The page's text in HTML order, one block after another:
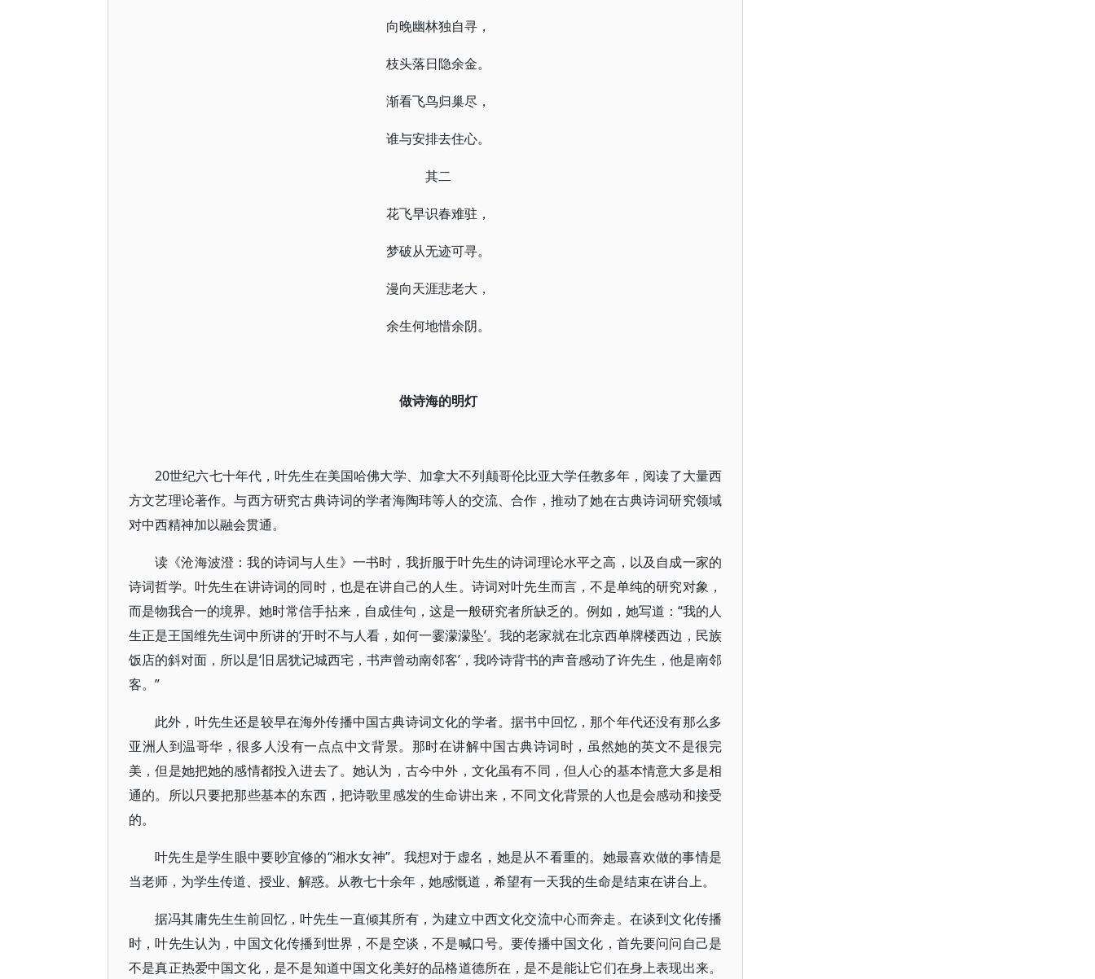
向晚幽林独自寻，
枝头落日隐余金。
渐看飞鸟归巢尽，
谁与安排去住心。
其二
花飞早识春难驻，
梦破从无迹可寻。
漫向天涯悲老大，
余生何地惜余阴。
做诗海的明灯
20世纪六七十年代，叶先生在美国哈佛大学、加拿大不列颠哥伦比亚大学任教多年，阅读了大量西
方文艺理论著作。与西方研究古典诗词的学者海陶玮等人的交流、合作，推动了她在古典诗词研究领域
对中西精神加以融会贯通。
读《沧海波澄：我的诗词与人生》一书时，我折服于叶先生的诗词理论水平之高，以及自成一家的
诗词哲学。叶先生在讲诗词的同时，也是在讲自己的人生。诗词对叶先生而言，不是单纯的研究对象，
而是物我合一的境界。她时常信手拈来，自成佳句，这是一般研究者所缺乏的。例如，她写道：“我的人
生正是王国维先生词中所讲的‘开时不与人看，如何一霎濛濛坠’。我的老家就在北京西单牌楼西边，民族
饭店的斜对面，所以是‘旧居犹记城西宅，书声曾动南邻客’，我吟诗背书的声音感动了许先生，他是南邻
客。”
此外，叶先生还是较早在海外传播中国古典诗词文化的学者。据书中回忆，那个年代还没有那么多
亚洲人到温哥华，很多人没有一点点中文背景。那时在讲解中国古典诗词时，虽然她的英文不是很完
美，但是她把她的感情都投入进去了。她认为，古今中外，文化虽有不同，但人心的基本情意大多是相
通的。所以只要把那些基本的东西，把诗歌里感发的生命讲出来，不同文化背景的人也是会感动和接受
的。
叶先生是学生眼中要眇宜修的“湘水女神”。我想对于虚名，她是从不看重的。她最喜欢做的事情是
当老师，为学生传道、授业、解惑。从教七十余年，她感慨道，希望有一天我的生命是结束在讲台上。
据冯其庸先生生前回忆，叶先生一直倾其所有，为建立中西文化交流中心而奔走。在谈到文化传播
时，叶先生认为，中国文化传播到世界，不是空谈，不是喊口号。要传播中国文化，首先要问问自己是
不是真正热爱中国文化，是不是知道中国文化美好的品格道德所在，是不是能让它们在身上表现出来。